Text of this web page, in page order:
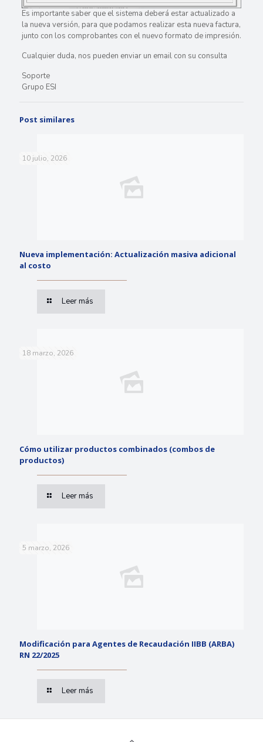
Es importante saber que el sistema deberá estar actualizado a
la nueva versión, para que podamos realizar esta nueva factura,
junto con los comprobantes con el nuevo formato de impresión.
Cualquier duda, nos pueden enviar un email con su consulta
Soporte
Grupo ESI
Post similares
10 julio, 2026
Nueva implementación: Actualización masiva adicional
al costo
Leer más
18 marzo, 2026
Cómo utilizar productos combinados (combos de
productos)
Leer más
5 marzo, 2026
Modificación para Agentes de Recaudación IIBB (ARBA)
RN 22/2025
Leer más